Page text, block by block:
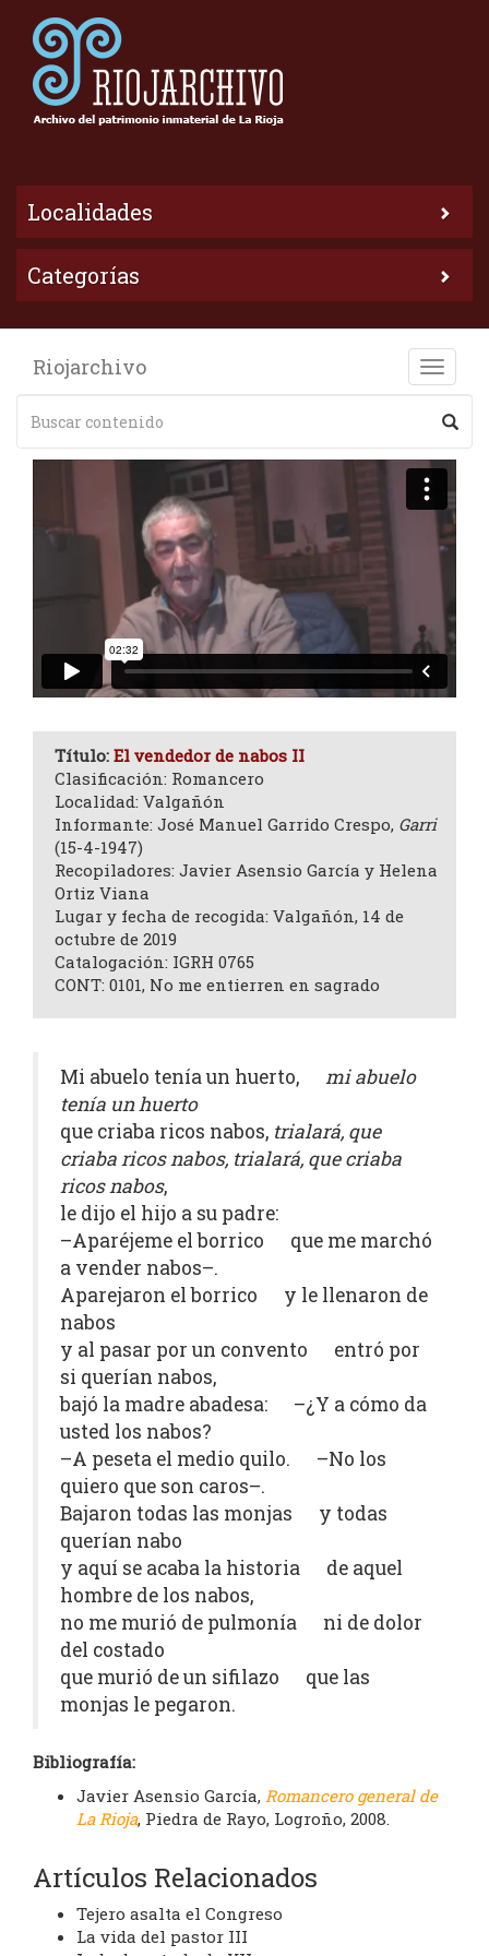
Localidades
Categorías
Toggle
Riojarchivo
Título: El vendedor de nabos II
Clasificación: Romancero
Localidad: Valgañón
Informante: José Manuel Garrido Crespo, Garri
(15-4-1947)
Recopiladores: Javier Asensio García y Helena
Ortiz Viana
Lugar y fecha de recogida: Valgañón, 14 de
octubre de 2019
Catalogación: IGRH 0765
CONT: 0101, No me entierren en sagrado
Mi abuelo tenía un huerto, mi abuelo
tenía un huerto
que criaba ricos nabos, trialará, que
criaba ricos nabos, trialará, que criaba
ricos nabos,
le dijo el hijo a su padre:
–Aparéjeme el borrico que me marchó
a vender nabos–.
Aparejaron el borrico y le llenaron de
nabos
y al pasar por un convento entró por
si querían nabos,
bajó la madre abadesa: –¿Y a cómo da
usted los nabos?
–A peseta el medio quilo. –No los
quiero que son caros–.
Bajaron todas las monjas y todas
querían nabo
y aquí se acaba la historia de aquel
hombre de los nabos,
no me murió de pulmonía ni de dolor
del costado
que murió de un sifilazo que las
monjas le pegaron.
Bibliografía:
Javier Asensio García, Romancero general de
La Rioja, Piedra de Rayo, Logroño, 2008.
Artículos Relacionados
Tejero asalta el Congreso
La vida del pastor III